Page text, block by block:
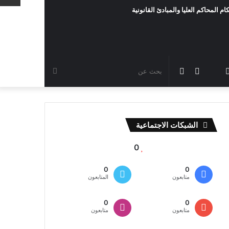
المحاكم العليا والمبادئ القانونية
عن
الوضع
المظلم
مقال
عشوائي
سناب
شات
الشبكات الاجتماعية
0
0
متابعون
0
المتابعون
0
متابعون
0
متابعون